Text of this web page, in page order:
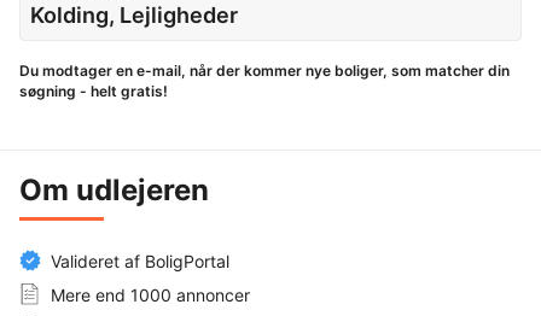
Kolding, Lejligheder
Du modtager en e-mail, når der kommer nye boliger, som matcher din
søgning - helt gratis!
Om udlejeren
Valideret af BoligPortal
Mere end 1000 annoncer